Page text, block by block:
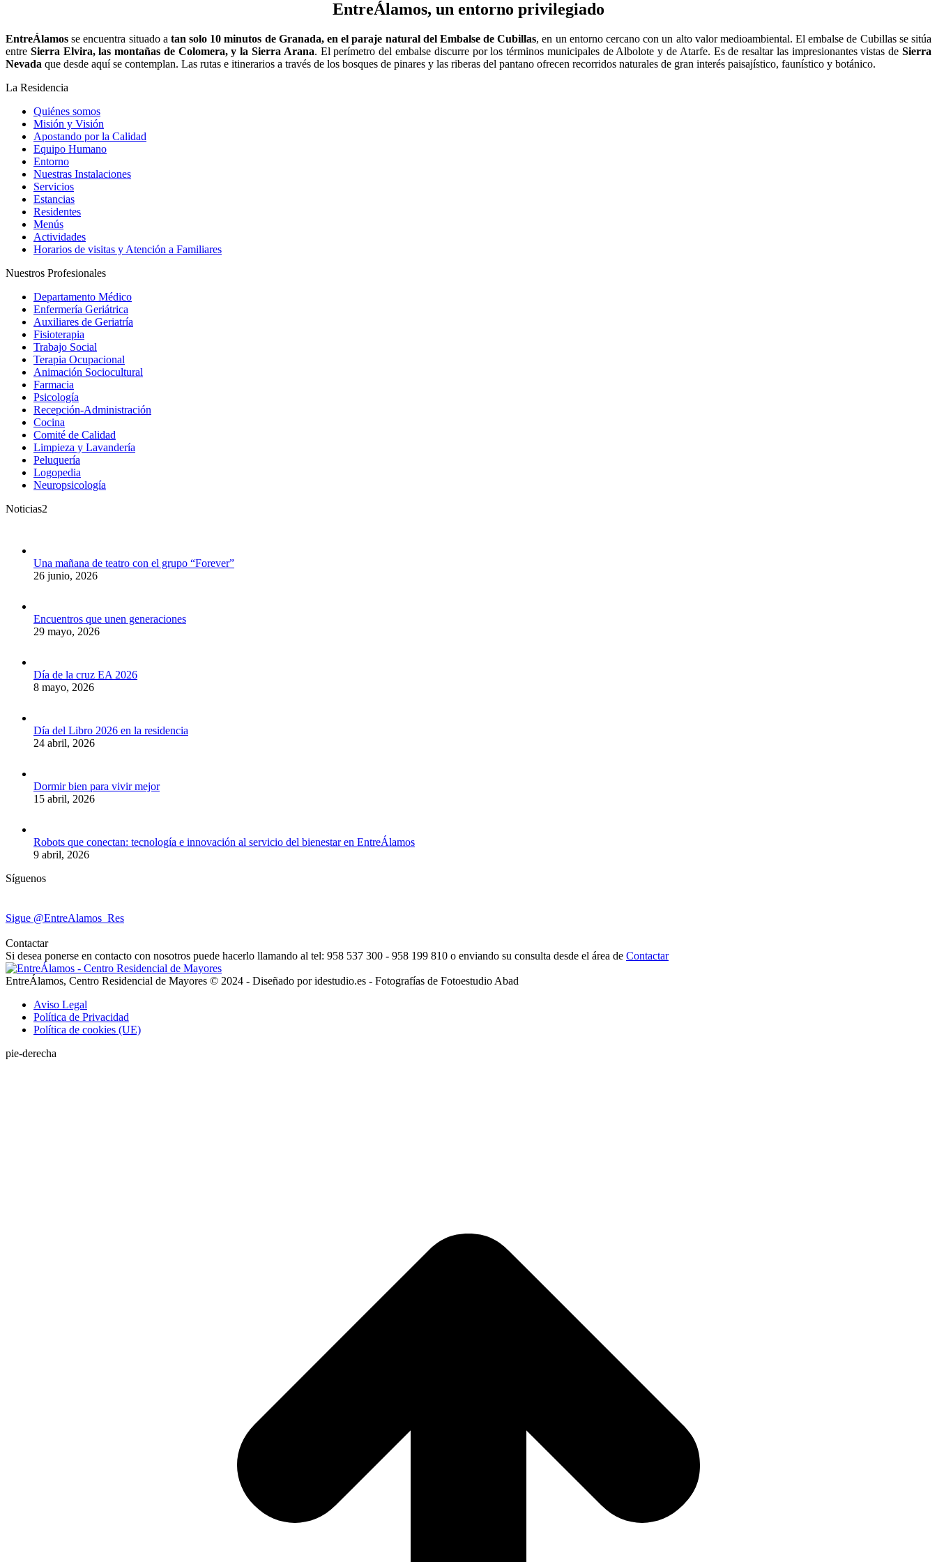
EntreÁlamos, un entorno privilegiado
EntreÁlamos se encuentra situado a tan solo 10 minutos de Granada, en el paraje natural del Embalse de Cubillas, en un entorno cercano con un alto valor medioambiental. El embalse de Cubillas se sitúa
entre Sierra Elvira, las montañas de Colomera, y la Sierra Arana. El perímetro del embalse discurre por los términos municipales de Albolote y de Atarfe. Es de resaltar las impresionantes vistas de Sierra
Nevada que desde aquí se contemplan. Las rutas e itinerarios a través de los bosques de pinares y las riberas del pantano ofrecen recorridos naturales de gran interés paisajístico, faunístico y botánico.
La Residencia
Quiénes somos
Misión y Visión
Apostando por la Calidad
Equipo Humano
Entorno
Nuestras Instalaciones
Servicios
Estancias
Residentes
Menús
Actividades
Horarios de visitas y Atención a Familiares
Nuestros Profesionales
Departamento Médico
Enfermería Geriátrica
Auxiliares de Geriatría
Fisioterapia
Trabajo Social
Terapia Ocupacional
Animación Sociocultural
Farmacia
Psicología
Recepción-Administración
Cocina
Comité de Calidad
Limpieza y Lavandería
Peluquería
Logopedia
Neuropsicología
Noticias2
Una mañana de teatro con el grupo “Forever”
26 junio, 2026
Encuentros que unen generaciones
29 mayo, 2026
Día de la cruz EA 2026
8 mayo, 2026
Día del Libro 2026 en la residencia
24 abril, 2026
Dormir bien para vivir mejor
15 abril, 2026
Robots que conectan: tecnología e innovación al servicio del bienestar en EntreÁlamos
9 abril, 2026
Síguenos
Sigue @EntreAlamos_Res
Contactar
Si desea ponerse en contacto con nosotros puede hacerlo llamando al tel: 958 537 300 - 958 199 810 o enviando su consulta desde el área de Contactar
EntreÁlamos, Centro Residencial de Mayores © 2024 - Diseñado por idestudio.es - Fotografías de Fotoestudio Abad
Aviso Legal
Política de Privacidad
Política de cookies (UE)
pie-derecha